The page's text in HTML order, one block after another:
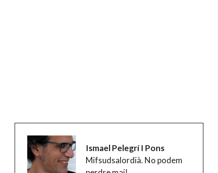
Ismael Pelegrí I Pons
Mifsudsalordià. No podem